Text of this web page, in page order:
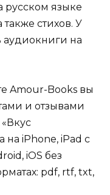
русском языке
стихов. У
аудиокниги на
Amour-Books вы
и отзывами
iPhone, iPad с
iOS без
pdf, rtf, txt,